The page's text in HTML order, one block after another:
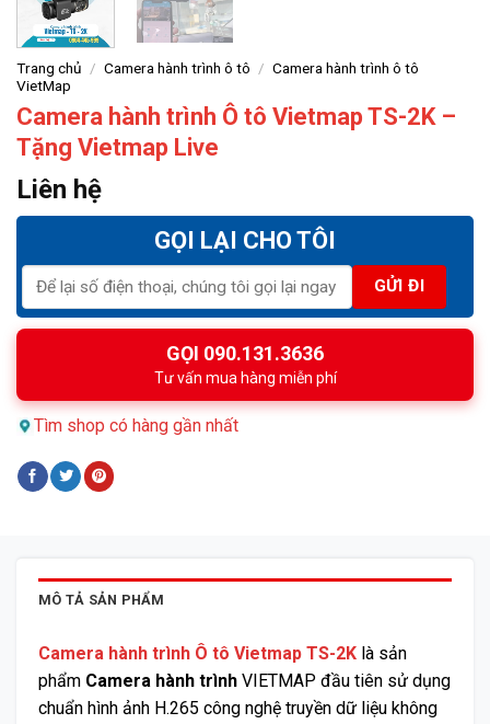
Trang chủ / Camera hành trình ô tô / Camera hành trình ô tô
VietMap
Camera hành trình Ô tô Vietmap TS-2K –
Tặng Vietmap Live
Liên hệ
GỌI LẠI CHO TÔI
GỌI 090.131.3636
Tư vấn mua hàng miễn phí
Tìm shop có hàng gần nhất
MÔ TẢ SẢN PHẨM
Camera hành trình Ô tô Vietmap TS-2K là sản
phẩm Camera hành trình VIETMAP đầu tiên sử dụng
chuẩn hình ảnh H.265 công nghệ truyền dữ liệu không